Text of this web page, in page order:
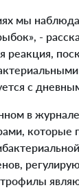
мы
-
с
в журнале
которые